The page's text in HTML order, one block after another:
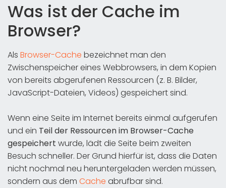
Was ist der Cache im
Browser?
Als Browser-Cache bezeichnet man den
Zwischenspeicher eines Webbrowsers, in dem Kopien
von bereits abgerufenen Ressourcen (z. B. Bilder,
JavaScript-Dateien, Videos) gespeichert sind.
Wenn eine Seite im Internet bereits einmal aufgerufen
und ein Teil der Ressourcen im Browser-Cache
gespeichert wurde, lädt die Seite beim zweiten
Besuch schneller. Der Grund hierfür ist, dass die Daten
nicht nochmal neu heruntergeladen werden müssen,
sondern aus dem Cache abrufbar sind.